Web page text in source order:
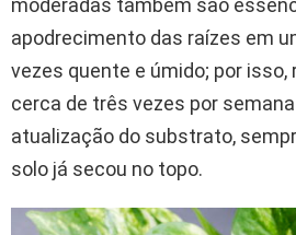
moderadas também são
apodrecimento das raízes em
vezes quente e úmido; por
cerca de três vezes por
atualização do substrato,
solo já secou no topo.